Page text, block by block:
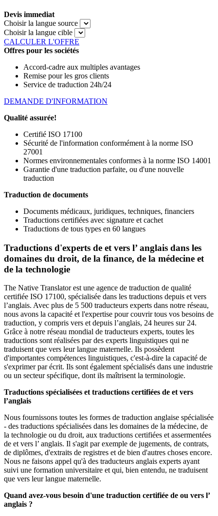
Devis immediat
Choisir la langue source
Choisir la langue cible
CALCULER L'OFFRE
Offres pour les sociétés
Accord-cadre aux multiples avantages
Remise pour les gros clients
Service de traduction 24h/24
DEMANDE D'INFORMATION
Qualité assurée!
Certifié ISO 17100
Sécurité de l'information conformément à la norme ISO
27001
Normes environnementales conformes à la norme ISO 14001
Garantie d'une traduction parfaite, ou d'une nouvelle
traduction
Traduction de documents
Documents médicaux, juridiques, techniques, financiers
Traductions certifiées avec signature et cachet
Traductions de tous types en 60 langues
Traductions d'experts de et vers l’ anglais dans les
domaines du droit, de la finance, de la médecine et
de la technologie
The Native Translator est une agence de traduction de qualité
certifiée ISO 17100, spécialisée dans les traductions depuis et vers
l’anglais. Avec plus de 5 500 traducteurs experts dans notre réseau,
nous avons la capacité et l'expertise pour couvrir tous vos besoins de
traduction, y compris vers et depuis l’anglais, 24 heures sur 24.
Grâce à notre réseau mondial de traducteurs experts, toutes les
traductions sont réalisées par des experts linguistiques qui ne
traduisent que vers leur langue maternelle. Ils possèdent
d'importantes compétences linguistiques, c'est-à-dire la capacité de
s'exprimer par écrit. Ils sont également spécialisés dans une industrie
ou un secteur spécifique, dont ils maîtrisent la terminologie.
Traductions spécialisées et traductions certifiées de et vers
l’anglais
Nous fournissons toutes les formes de traduction anglaise spécialisée
- des traductions spécialisées dans les domaines de la médecine, de
la technologie ou du droit, aux traductions certifiées et assermentées
de et vers l’ anglais. Il s'agit par exemple de jugements, de contrats,
de diplômes, d'extraits de registres et de bien d'autres choses encore.
Nous ne faisons appel qu'à des traducteurs anglais experts ayant
suivi une formation universitaire et qui, bien entendu, ne traduisent
que vers leur langue maternelle.
Quand avez-vous besoin d'une traduction certifiée de ou vers l’
anglais ?